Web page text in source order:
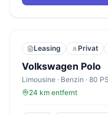
Leasing Privat
Volkswagen Polo
Limousine · Benzin · 80
24 km entfernt